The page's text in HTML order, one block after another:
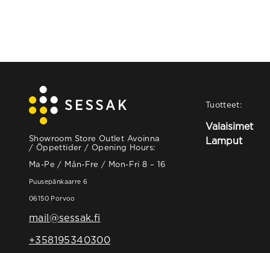
Showroom Store Outlet Avoinna
/ Öppettider / Opening Hours:
Ma-Pe / Mån-Fre / Mon-Fri 8 – 16
Puusepänkaarre 6
06150 Porvoo
mail@sessak.fi
+358195340300
Tuotteet:
Valaisimet
Lamput